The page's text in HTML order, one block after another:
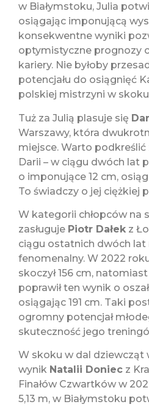
w Białymstoku, Julia
osiągając imponującą
konsekwentne wyniki
optymistyczne prognozy
kariery. Nie byłoby
potencjału do osiągnięć
polskiej mistrzyni w
Tuż za Julią plasuje się
Warszawy, która
miejsce. Warto
Darii – w ciągu dwóch lat
o imponujące 12 cm,
To świadczy o jej ciężkiej
W kategorii chłopców na
zasługuje Piotr Dałek z
ciągu ostatnich dwóch lat
fenomenalny. W 2022
skoczył 156 cm,
poprawił ten wynik o
osiągając 191 cm. Taki
ogromny potencjał
skuteczność jego
W skoku w dal
wynik Natalii Doniec z
Finałów Czwartków w
5,13 m, w Białymstoku